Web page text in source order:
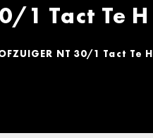
1 Tact Te H
NT 30/1 Tact Te H